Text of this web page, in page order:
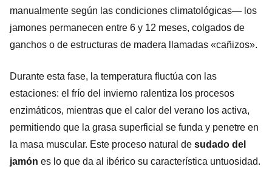
manualmente según las condiciones climatológicas— los
jamones permanecen entre 6 y 12 meses, colgados de
ganchos o de estructuras de madera llamadas «cañizos».
Durante esta fase, la temperatura fluctúa con las
estaciones: el frío del invierno ralentiza los procesos
enzimáticos, mientras que el calor del verano los activa,
permitiendo que la grasa superficial se funda y penetre en
la masa muscular. Este proceso natural de sudado del
jamón es lo que da al ibérico su característica untuosidad.